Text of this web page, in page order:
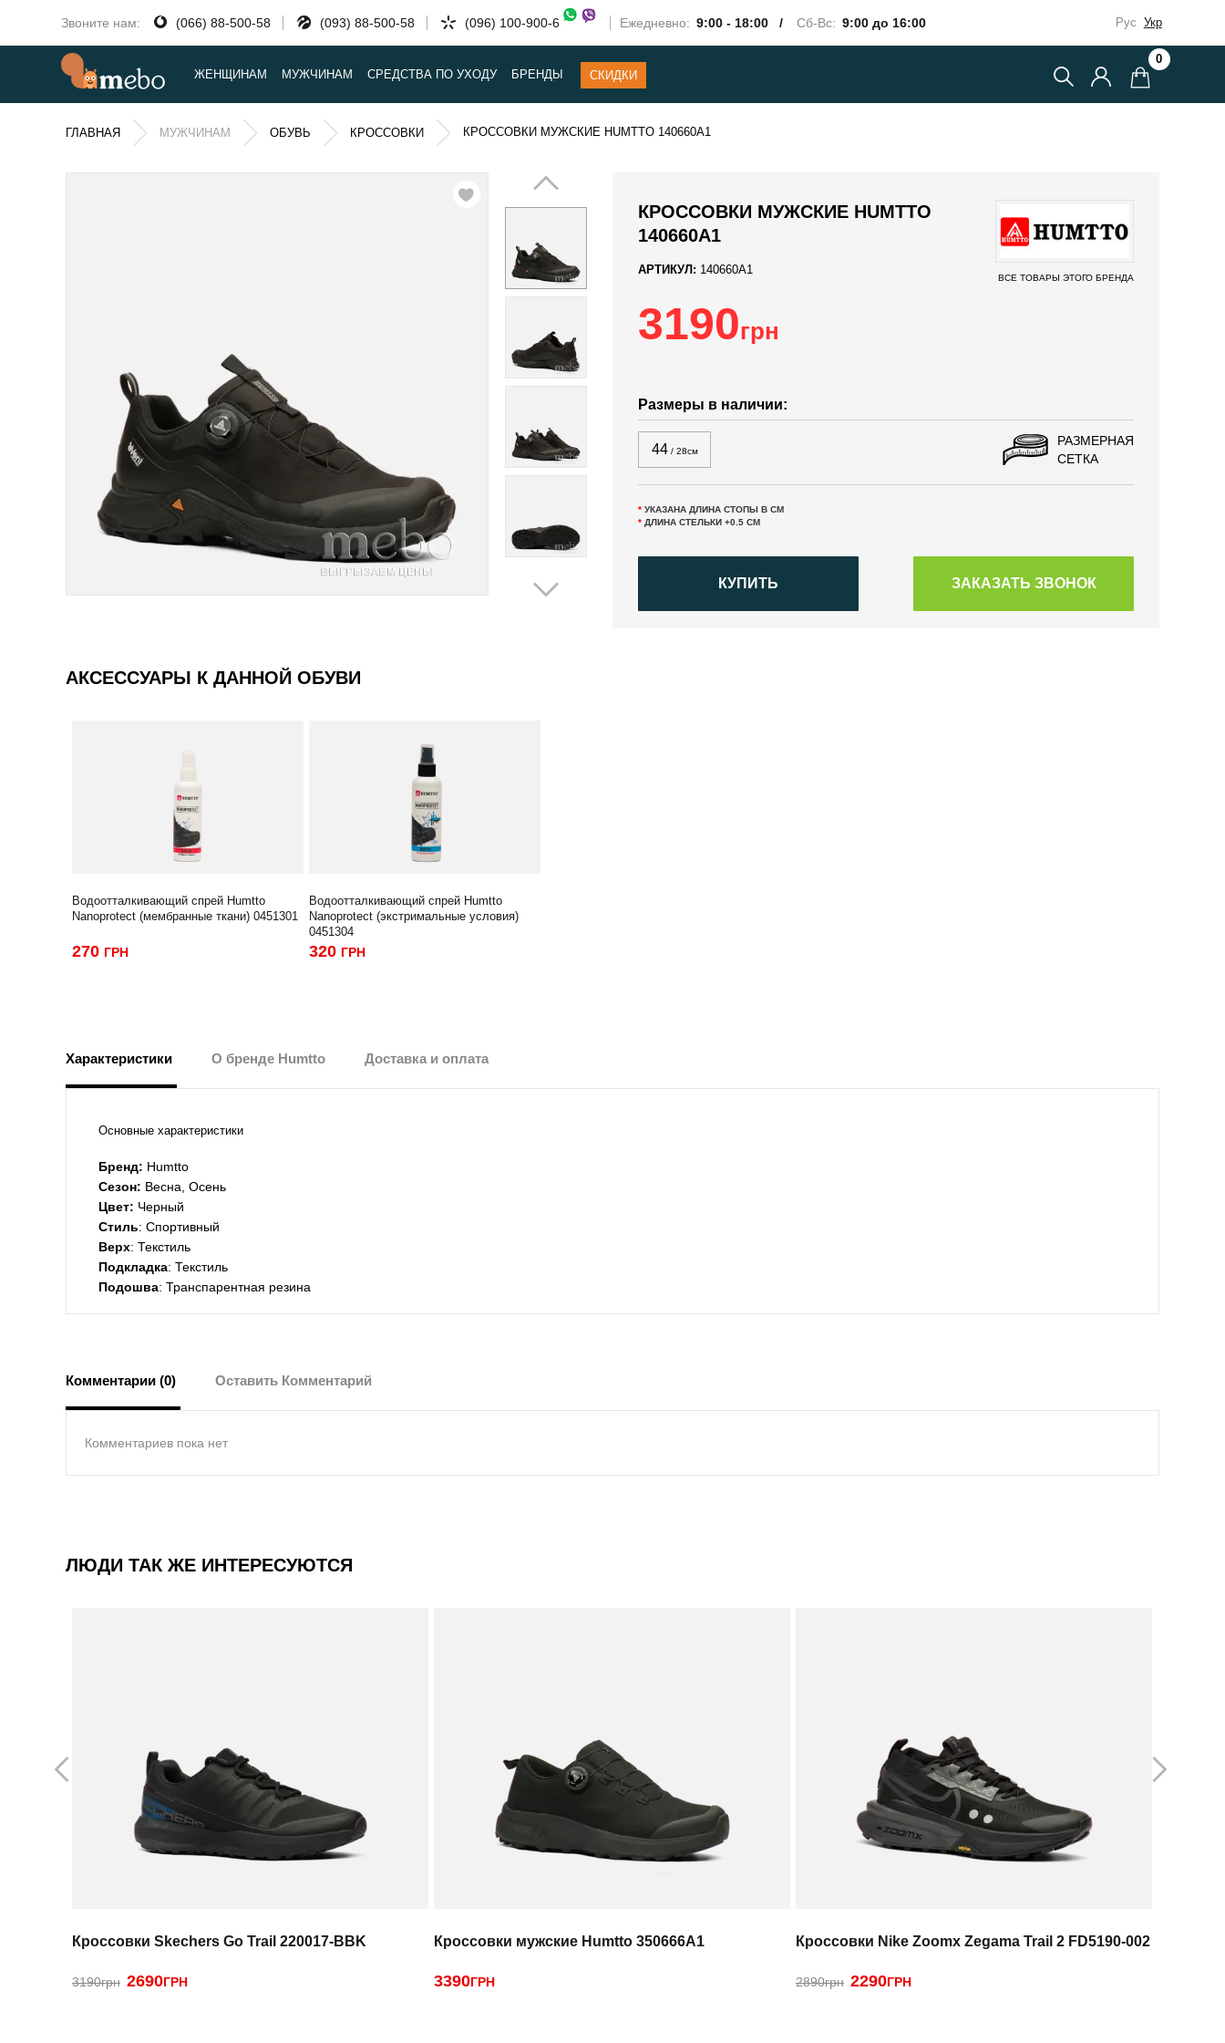
Звоните нам: (066) 88-500-58 (093) 88-500-58 (096) 100-900-6 Ежедневно: 9:00 - 18:00 / Сб-Вс: 9:00 до 16:00 Рус Укр
ЖЕНЩИНАМ МУЖЧИНАМ СРЕДСТВА ПО УХОДУ БРЕНДЫ СКИДКИ
0
ГЛАВНАЯ МУЖЧИНАМ ОБУВЬ КРОССОВКИ КРОССОВКИ МУЖСКИЕ HUMTTO 140660A1
КРОССОВКИ МУЖСКИЕ HUMTTO
140660A1
АРТИКУЛ: 140660A1
ВСЕ ТОВАРЫ ЭТОГО БРЕНДА
3190грн
Размеры в наличии:
44/ 28см
РАЗМЕРНАЯ
СЕТКА
* УКАЗАНА ДЛИНА СТОПЫ В СМ
* ДЛИНА СТЕЛЬКИ +0.5 СМ
КУПИТЬ
АКСЕССУАРЫ К ДАННОЙ ОБУВИ
Водоотталкивающий спрей Humtto
Nanoprotect (мембранные ткани) 0451301
270 ГРН
Водоотталкивающий спрей Humtto
Nanoprotect (экстримальные условия)
0451304
320 ГРН
Характеристики О бренде Humtto Доставка и оплата
Основные характеристики
Бренд: Humtto
Сезон: Весна, Осень
Цвет: Черный
Стиль: Спортивный
Верх: Текстиль
Подкладка: Текстиль
Подошва: Транспарентная резина
Комментарии (0) Оставить Комментарий
Комментариев пока нет
ЛЮДИ ТАК ЖЕ ИНТЕРЕСУЮТСЯ
Кроссовки Skechers Go Trail 220017-BBK
3190грн 2690ГРН
Кроссовки мужские Humtto 350666A1
3390ГРН
Кроссовки Nike Zoomx Zegama Trail 2 FD5190-002
2890грн 2290ГРН